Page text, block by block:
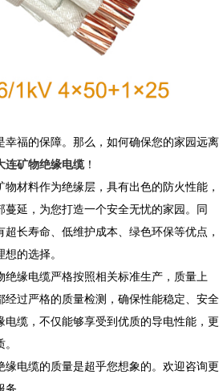
福的保障。那么，如何确保您的家园远离
连矿物绝缘电缆！
材料作为绝缘层，具有出色的防火性能，
延，为您打造一个安全无忧的家园。同
长寿命、低维护成本、绿色环保等优点，
的选择。
缘电缆严格按照相关标准生产，质量上
过严格的质量检测，确保性能稳定、安全
缆，不仅能够享受到优质的导电性能，更
电缆的质量是超乎您想象的。欢迎咨询更